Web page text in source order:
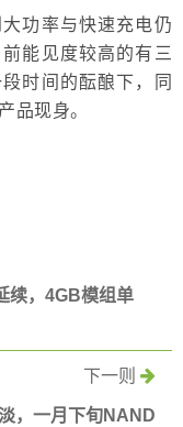
功率与快速充电仍
能见度较高的有三
时间的酝酿下，同
品现身。
续，4GB模组单
下一则
，一月下旬NAND